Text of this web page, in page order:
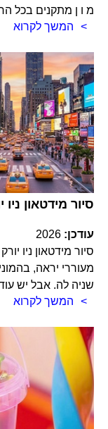
מ ו ן מתקנים בכל
המשך לקרוא
סיור מידטאון ניו
עודכן: 2026
סיור מידטאון ניו
מעוררי יראה,
שניה לה. אבל יש
המשך לקרוא